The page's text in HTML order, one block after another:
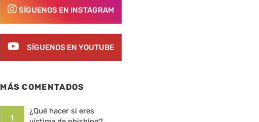
SÍGUENOS EN INSTAGRAM
SÍGUENOS EN YOUTUBE
MÁS COMENTADOS
1
¿Qué hacer si eres